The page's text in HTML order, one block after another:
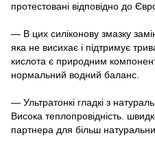
протестовані відповідно до
— В цих силіконову змазку
яка не висихає і підтримує
кислота є природним
нормальний водний баланс.
— Ультратонкі гладкі з
Висока теплопровідність.
партнера для більш натуральних